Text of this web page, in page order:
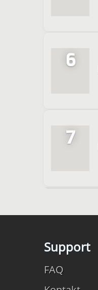
6
7
Support
FAQ